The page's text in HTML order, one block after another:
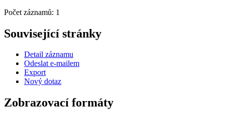
Počet záznamů: 1
Související stránky
Detail záznamu
Odeslat e-mailem
Export
Nový dotaz
Zobrazovací formáty